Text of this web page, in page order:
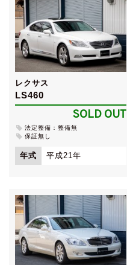
レクサス
LS460
SOLD OUT
法定整備：整備無
保証無し
年式 平成21年